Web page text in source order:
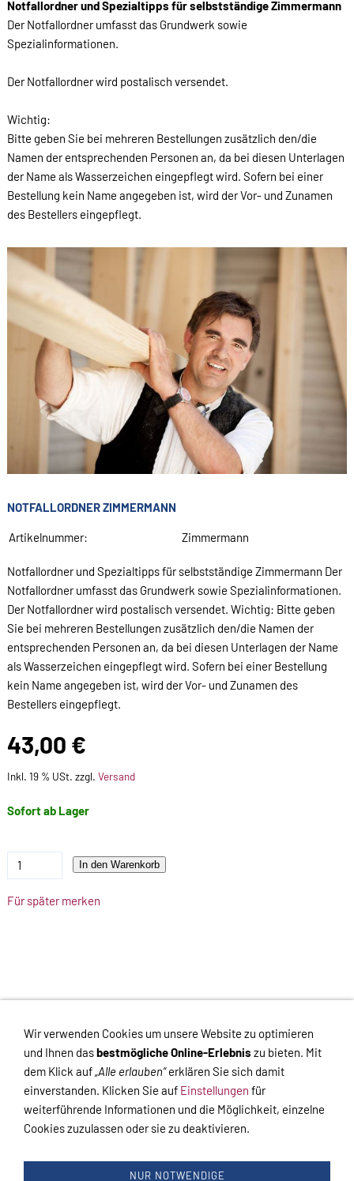
Notfallordner und Spezialtipps für selbstständige Zimmermann
Der Notfallordner umfasst das Grundwerk sowie
Spezialinformationen.
Der Notfallordner wird postalisch versendet.
Wichtig:
Bitte geben Sie bei mehreren Bestellungen zusätzlich den/die
Namen der entsprechenden Personen an, da bei diesen Unterlagen
der Name als Wasserzeichen eingepflegt wird. Sofern bei einer
Bestellung kein Name angegeben ist, wird der Vor- und Zunamen
des Bestellers eingepflegt.
NOTFALLORDNER ZIMMERMANN
Artikelnummer: Zimmermann
Notfallordner und Spezialtipps für selbstständige Zimmermann Der
Notfallordner umfasst das Grundwerk sowie Spezialinformationen.
Der Notfallordner wird postalisch versendet. Wichtig: Bitte geben
Sie bei mehreren Bestellungen zusätzlich den/die Namen der
entsprechenden Personen an, da bei diesen Unterlagen der Name
als Wasserzeichen eingepflegt wird. Sofern bei einer Bestellung
kein Name angegeben ist, wird der Vor- und Zunamen des
Bestellers eingepflegt.
43,00 €
Inkl. 19 % USt. zzgl. Versand
Sofort ab Lager
In den Warenkorb
Für später merken
Impressum-Datenschutzerklärung-Haftungsausschluss
Kontakt-Versand-Widerrufsrecht -Widerrufsformular
Impressum DatenschutzAGB
Wir verwenden Cookies um unsere Website zu optimieren
und Ihnen dasbestmögliche Online-Erlebnis zu bieten. Mit
dem Klick auf„Alle erlauben“erklären Sie sich damit
einverstanden. Klicken Sie auf Einstellungen für
weiterführende Informationen und die Möglichkeit, einzelne
Cookies zuzulassen oder sie zu deaktivieren.
NUR NOTWENDIGE